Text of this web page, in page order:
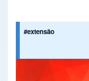
#extensão